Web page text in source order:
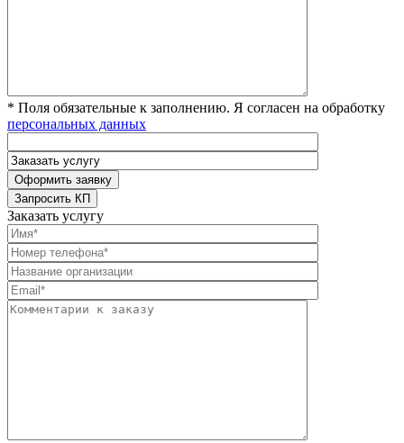
* Поля обязательные к заполнению. Я согласен на обработку
персональных данных
Заказать услугу